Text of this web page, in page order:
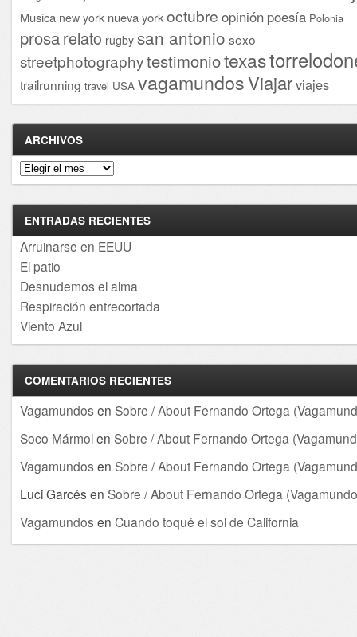
Musica new york nueva yorkoctubre opinión poesía Polonia
prosarelato rugby san antonio sexo
streetphotographytestimoniotexas
trailrunning travel USA vagamundosViajarviajes
ARCHIVOS
Archivos
ENTRADAS RECIENTES
Arruinarse en EEUU
El patio
Desnudemos el alma
Respiración entrecortada
Viento Azul
COMENTARIOS RECIENTES
Vagamundos en Sobre / About Fernando Ortega
Soco Mármolen Sobre / About Fernando Ortega
Vagamundos en Sobre / About Fernando Ortega
Luci Garcés en Sobre / About Fernando Ortega
Vagamundos en Cuando toqué el sol de California